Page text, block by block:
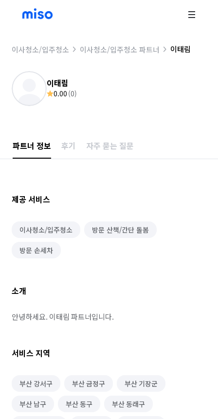
이사청소/입주청소 이사청소/입주청소 파트너 이태림
이태림
0.00 (0)
파트너 정보 후기 자주 묻는 질문
제공 서비스
이사청소/입주청소 방문 산책/간단 돌봄
방문 손세차
소개
안녕하세요. 이태림 파트너입니다.
서비스 지역
부산 강서구 부산 금정구 부산 기장군
부산 남구 부산 동구 부산 동래구